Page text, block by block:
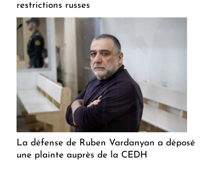
restrictions russes
La défense de Ruben Vardanyan a déposé
une plainte auprès de la CEDH